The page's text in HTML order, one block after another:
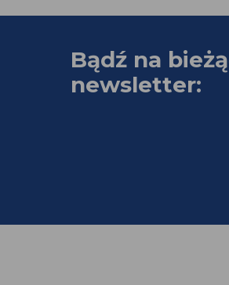
Bądź na
newsletter: